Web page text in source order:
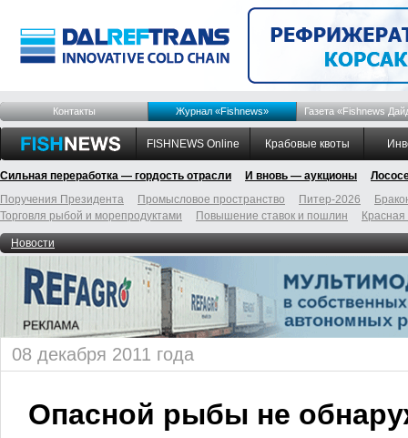
Контакты Журнал «Fishnews» Газета «Fishnews
FISHNEWS Online Крабовые квоты
Сильная переработка — гордость отрасли И вновь — аукционы
Поручения Президента
Промысловое пространство Питер-2026
Торговля рыбой и морепродуктами
Повышение ставок и пошлин
Новости
08 декабря 2011 года
Опасной рыбы не